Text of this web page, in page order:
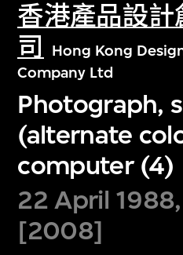
香港產品設
司
Hong Kong
Company Ltd
Photograph,
(alternate
computer (4)
22 April
[2008]